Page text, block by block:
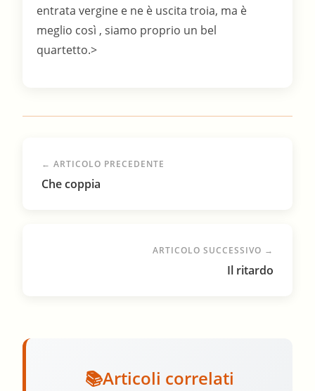
entrata vergine e ne è uscita troia, ma è
meglio così , siamo proprio un bel
quartetto.>
← ARTICOLO PRECEDENTE
Che coppia
ARTICOLO SUCCESSIVO →
Il ritardo
Articoli correlati